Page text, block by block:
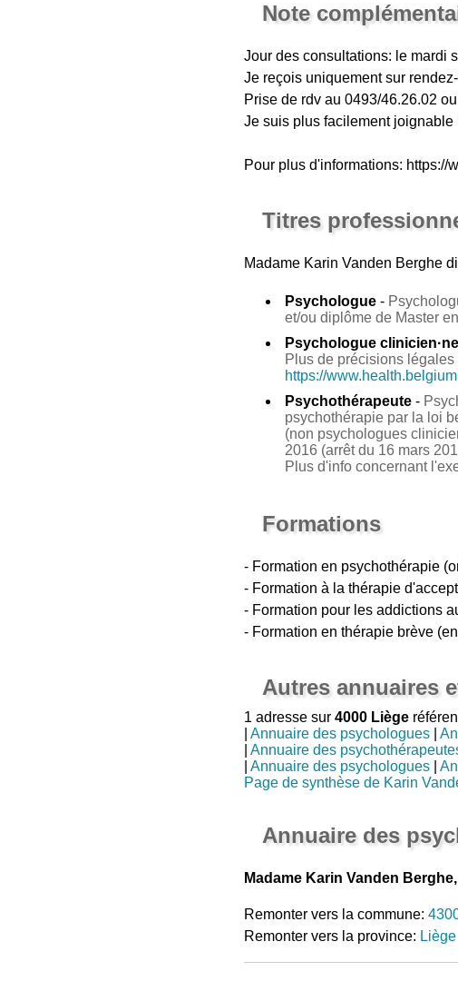
Note
Jour des consultations: le mardi
Je reçois uniquement sur
Prise de rdv au 0493/46.26.02
Je suis plus facilement
Pour plus d'informations: https://
Titres
Madame Karin Vanden Berghe
Psychologue-
et/ou diplôme de Master
Psychologue clinicien·ne
Plus de précisions
https://
Psychothérapeute-
psychothérapie par la loi
(non psychologues
2016 (arrêt du 16 mars
Plus d'info concernant
Formations
- Formation en psychothérapie
- Formation à la thérapie
- Formation pour les addictions
- Formation en thérapie brève
Autres annuaires
1 adresse sur 4000 Liège
Annuaire des psychologues|
Annuaire des
Annuaire des psychologues|
Page de synthèse de Karin
Annuaire des
Madame Karin Vanden
Remonter vers la commune:
Remonter vers la province: Liège